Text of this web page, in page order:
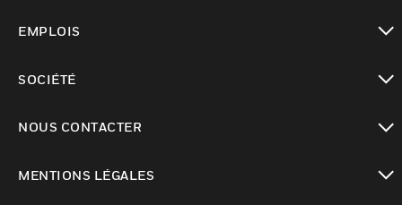
EMPLOIS
SOCIÉTÉ
NOUS CONTACTER
MENTIONS LÉGALES